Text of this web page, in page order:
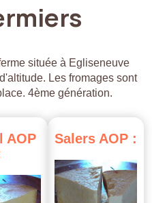
située à Egliseneuve
Les fromages sont
4ème génération.
AOP
Salers AOP :